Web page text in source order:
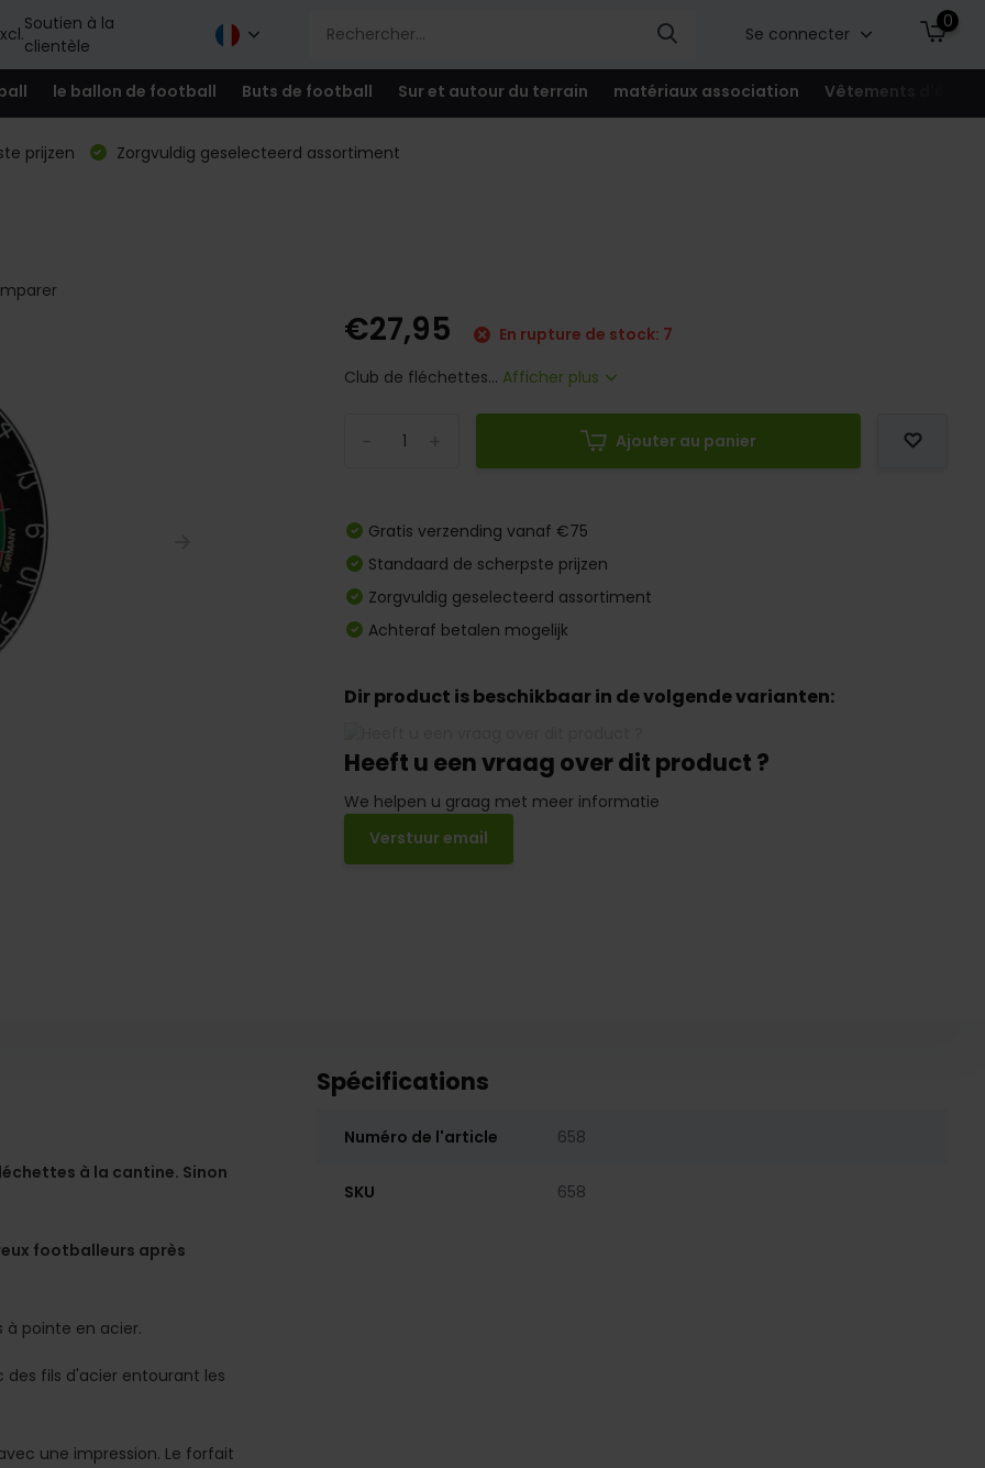
Soutien à la
clientèle
Se connecter
0
le ballon de football Buts de football Sur et autour du terrain matériaux association Vêtements
prijzen
Zorgvuldig geselecteerd assortiment
€27,95
En rupture de stock: 7
Club de fléchettes... Afficher plus
Ajouter au panier
Gratis verzending vanaf €75
Standaard de scherpste prijzen
Zorgvuldig geselecteerd assortiment
Achteraf betalen mogelijk
Dir product is beschikbaar in de volgende varianten:
Heeft u een vraag over dit product ?
We helpen u graag met meer informatie
Verstuur email
à la cantine. Sinon
footballeurs après
pointe en acier.
fils d'acier entourant les
une impression. Le forfait
Spécifications
Numéro de l'article 658
SKU 658